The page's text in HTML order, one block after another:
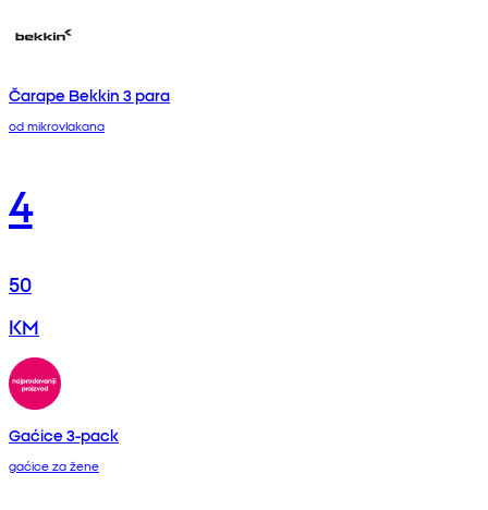
Čarape Bekkin 3 para
od mikrovlakana
4
50
KM
Gaćice 3-pack
gaćice za žene